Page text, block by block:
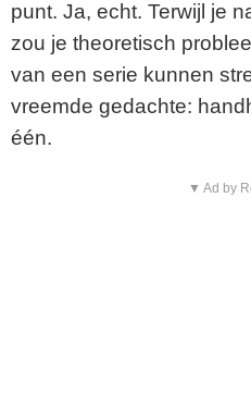
punt. Ja, echt. Terwijl je
zou je theoretisch
van een serie kunnen
vreemde gedachte:
één.
▼ Ad by